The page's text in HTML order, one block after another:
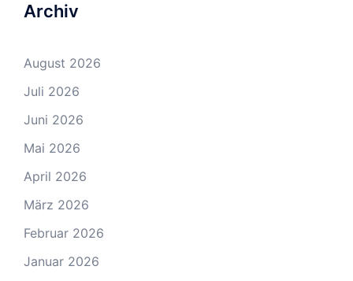
Archiv
August 2026
Juli 2026
Juni 2026
Mai 2026
April 2026
März 2026
Februar 2026
Januar 2026